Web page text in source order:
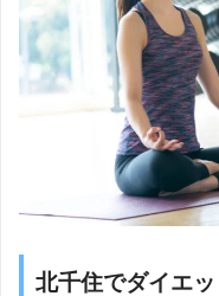
北千住でダイエ